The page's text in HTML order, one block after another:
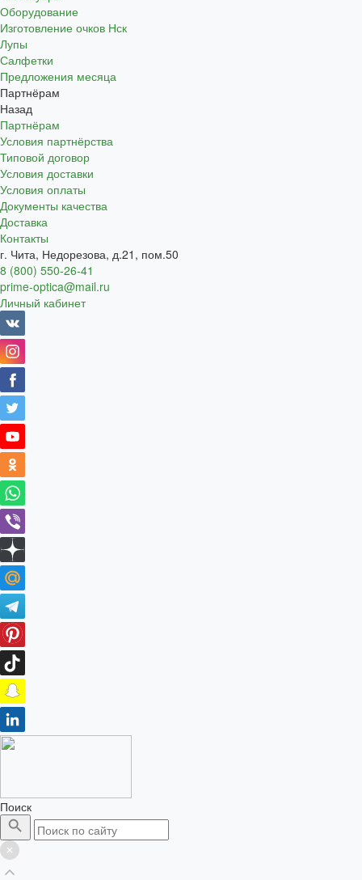
Оборудование
Изготовление очков Нск
Лупы
Салфетки
Предложения месяца
Партнёрам
Назад
Партнёрам
Условия партнёрства
Типовой договор
Условия доставки
Условия оплаты
Документы качества
Доставка
Контакты
г. Чита, Недорезова, д.21, пом.50
8 (800) 550-26-41
prime-optica@mail.ru
Личный кабинет
Поиск